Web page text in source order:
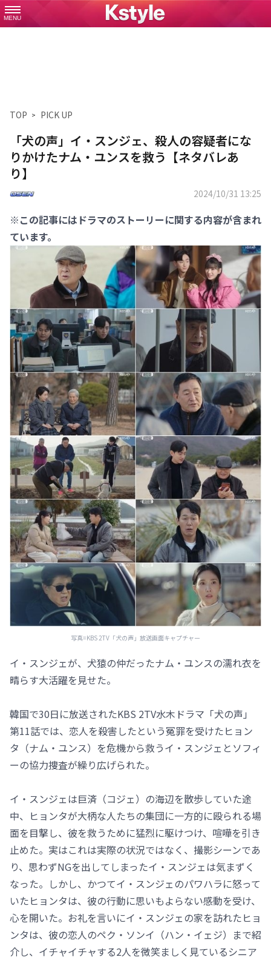
MENU
TOP PICK UP
「犬の声」イ・スンジェ、殺人の容疑者にな
りかけたナム・ユンスを救う【ネタバレあ
り】
2024/10/31 13:25
※この記事にはドラマのストーリーに関する内容が含まれ
ています。
写真=KBS 2TV「犬の声」放送画面キャプチャー
イ・スンジェが、犬猿の仲だったナム・ユンスの濡れ衣を
晴らす大活躍を見せた。
韓国で30日に放送されたKBS 2TV水木ドラマ「犬の声」
第11話では、恋人を殺害したという冤罪を受けたヒョン
タ（ナム・ユンス）を危機から救うイ・スンジェとソフィ
ーの協力捜査が繰り広げられた。
イ・スンジェは巨済（コジェ）の海辺を散歩していた途
中、ヒョンタが大柄な人たちの集団に一方的に殴られる場
面を目撃し、彼を救うために猛烈に駆けつけ、喧嘩を引き
止めた。実はこれは実際の状況ではなく、撮影シーンであ
り、思わずNGを出してしまったイ・スンジェは気まずく
なった。しかし、かつてイ・スンジェのパワハラに怒って
いたヒョンタは、彼の行動に思いもよらない感動を受け、
心を開いた。お礼を言いにイ・スンジェの家を訪れたヒョ
ンタは、彼の恋人のペク・ソンイ（ハン・イェジ）まで紹
介し、イチャイチャする2人を微笑ましく見ているシニア